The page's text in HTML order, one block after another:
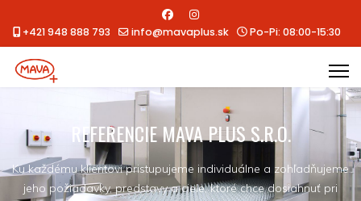
+421 948 888 793 info@mavaplus.sk Po-Pi: 08:00-15:30
REFERENCIE MAVA PLUS S.R.O.
Ku každému klientovi pristupujeme individuálne a zohľadňujeme
jeho požiadavky, predstavy a ciele, ktoré chce dosiahnuť pri